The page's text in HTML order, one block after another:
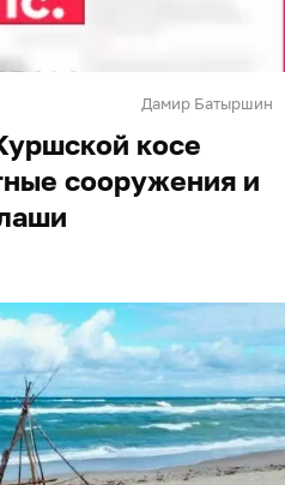
Дамир Батыршин
косе
сооружения и